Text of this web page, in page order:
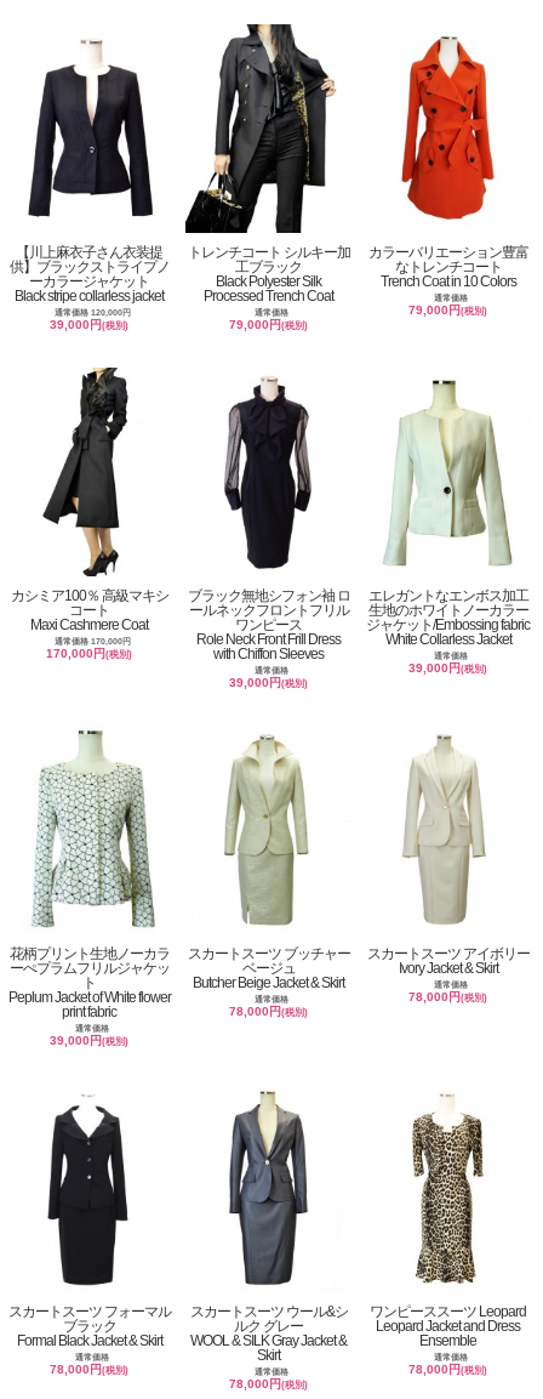
【川上麻衣子さん衣装提
供】ブラックストライプノ
ーカラージャケット
Black stripe collarless jacket
通常価格 120,000円
39,000円(税別)
トレンチコート シルキー加
工ブラック
Black Polyester Silk
Processed Trench Coat
通常価格
79,000円(税別)
カラーバリエーション豊富
なトレンチコート
Trench Coat in 10 Colors
通常価格
79,000円(税別)
カシミア100％ 高級マキシ
コート
Maxi Cashmere Coat
通常価格 170,000円
170,000円(税別)
ブラック無地シフォン袖 ロ
ールネックフロントフリル
ワンピース
Role Neck Front Frill Dress
with Chiffon Sleeves
通常価格
39,000円(税別)
エレガントなエンボス加工
生地のホワイトノーカラー
ジャケット/Embossing fabric
White Collarless Jacket
通常価格
39,000円(税別)
花柄プリント生地ノーカラ
ーぺプラムフリルジャケッ
ト
Peplum Jacket of White flower
print fabric
通常価格
39,000円(税別)
スカートスーツ ブッチャー
ベージュ
Butcher Beige Jacket & Skirt
通常価格
78,000円(税別)
スカートスーツ アイボリー
Ivory Jacket & Skirt
通常価格
78,000円(税別)
スカートスーツ フォーマル
ブラック
Formal Black Jacket & Skirt
通常価格
78,000円(税別)
スカートスーツ ウール&シ
ルク グレー
WOOL & SILK Gray Jacket &
Skirt
通常価格
78,000円(税別)
ワンピーススーツ Leopard
Leopard Jacket and Dress
Ensemble
通常価格
78,000円(税別)